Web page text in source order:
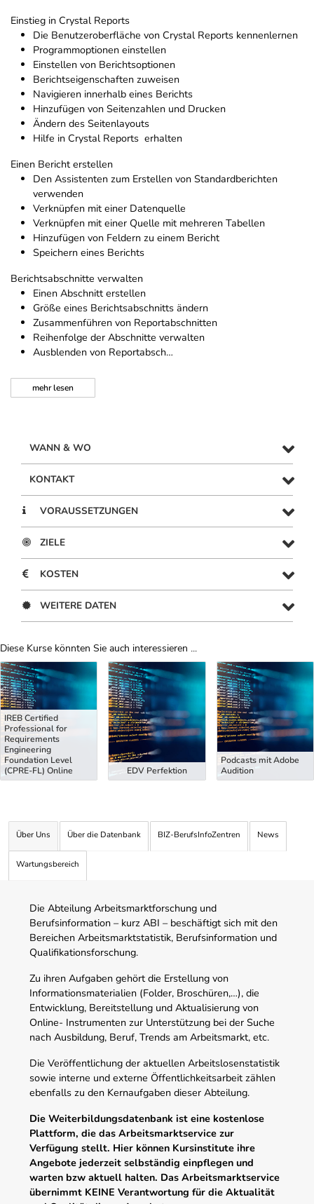
Einstieg in Crystal Reports
Die Benutzeroberfläche von Crystal Reports kennenlernen
Programmoptionen einstellen
Einstellen von Berichtsoptionen
Berichtseigenschaften zuweisen
Navigieren innerhalb eines Berichts
Hinzufügen von Seitenzahlen und Drucken
Ändern des Seitenlayouts
Hilfe in Crystal Reports erhalten
Einen Bericht erstellen
Den Assistenten zum Erstellen von Standardberichten
verwenden
Verknüpfen mit einer Datenquelle
Verknüpfen mit einer Quelle mit mehreren Tabellen
Hinzufügen von Feldern zu einem Bericht
Speichern eines Berichts
Berichtsabschnitte verwalten
Einen Abschnitt erstellen
Größe eines Berichtsabschnitts ändern
Zusammenführen von Reportabschnitten
Reihenfolge der Abschnitte verwalten
Ausblenden von Reportabsch…
mehrlesen
WANN & WO
KONTAKT
VORAUSSETZUNGEN
ZIELE
KOSTEN
WEITERE DATEN
Diese Kurse könnten Sie auch interessieren ...
Uber Weiterbildungsvorschläge
IREB Certified
Professional for
Requirements
Engineering
Foundation Level
(CPRE-FL) Online
EDV Perfektion
Podcasts mit Adobe
Audition
Über Uns Über die Datenbank BIZ-BerufsInfoZentren News
Wartungsbereich
Die Abteilung Arbeitsmarktforschung und
Berufsinformation – kurz ABI – beschäftigt sich mit den
Bereichen Arbeitsmarktstatistik, Berufsinformation und
Qualifikationsforschung.
Zu ihren Aufgaben gehört die Erstellung von
Informationsmaterialien (Folder, Broschüren,…), die
Entwicklung, Bereitstellung und Aktualisierung von
Online- Instrumenten zur Unterstützung bei der Suche
nach Ausbildung, Beruf, Trends am Arbeitsmarkt, etc.
Die Veröffentlichung der aktuellen Arbeitslosenstatistik
sowie interne und externe Öffentlichkeitsarbeit zählen
ebenfalls zu den Kernaufgaben dieser Abteilung.
Die Weiterbildungsdatenbank ist eine kostenlose
Plattform, die das Arbeitsmarktservice zur
Verfügung stellt. Hier können Kursinstitute ihre
Angebote jederzeit selbständig einpflegen und
warten bzw aktuell halten. Das Arbeitsmarktservice
übernimmt KEINE Verantwortung für die Aktualität